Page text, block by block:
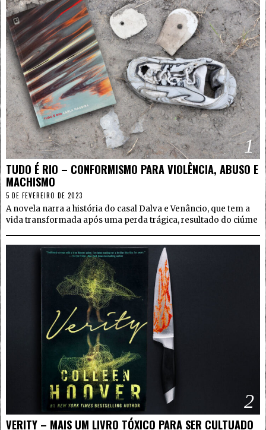
1
TUDO É RIO – CONFORMISMO PARA VIOLÊNCIA, ABUSO E
MACHISMO
5 DE FEVEREIRO DE 2023
A novela narra a história do casal Dalva e Venâncio, que tem a
vida transformada após uma perda trágica, resultado do ciúme
2
VERITY – MAIS UM LIVRO TÓXICO PARA SER CULTUADO